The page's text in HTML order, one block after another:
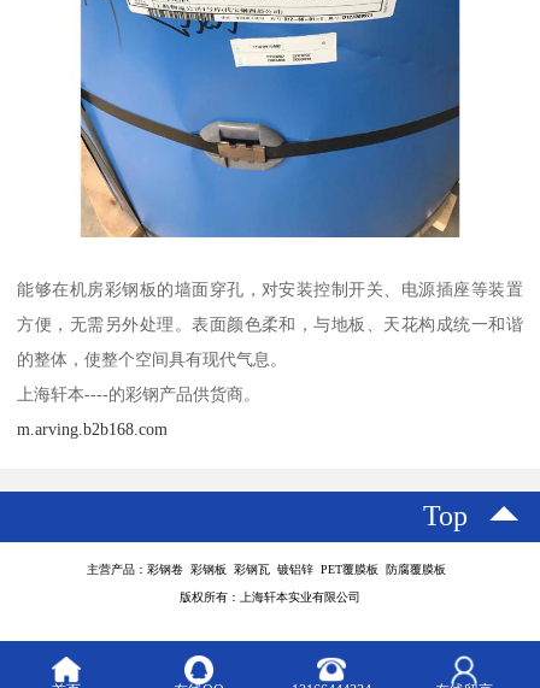
能够在机房彩钢板的墙面穿孔，对安装控制开关、电源插座等装置
方便，无需另外处理。表面颜色柔和，与地板、天花构成统一和谐
的整体，使整个空间具有现代气息。
上海轩本----的彩钢产品供货商。
m.arving.b2b168.com
Top
主营产品：彩钢卷 彩钢板 彩钢瓦 镀铝锌 PET覆膜板 防腐覆膜板
版权所有：上海轩本实业有限公司